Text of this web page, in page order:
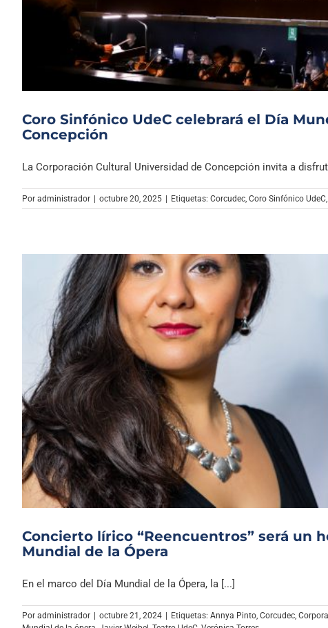
Coro Sinfónico UdeC celebrará el Día
Concepción
La Corporación Cultural Universidad de Concepción invita a
Por administrador octubre 20, 2025 Etiquetas: Corcudec, Coro Sinfónico UdeC,
Concierto lírico “Reencuentros” será un
Mundial de la Ópera
En el marco del Día Mundial de la Ópera, la [...]
Por administrador octubre 21, 2024 Etiquetas: Annya Pinto, Corcudec,